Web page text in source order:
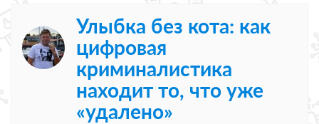
Улыбка без кота: как
цифровая
криминалистика
находит то, что уже
«удалено»